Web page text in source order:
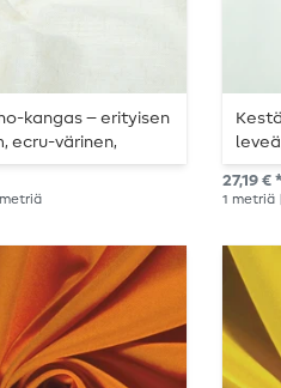
kangas – erityisen
ecru-värinen,
metriä
27,19 € *
1 metriä